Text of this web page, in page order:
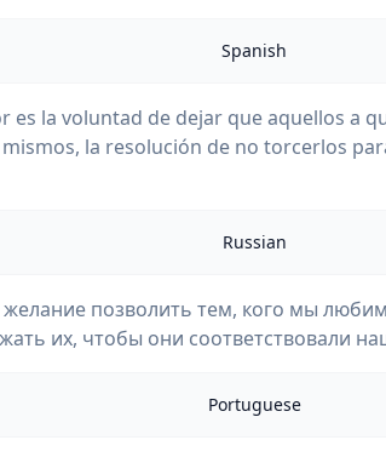
Spanish
es la voluntad de dejar que aquellos a
la resolución de no torcerlos
Russian
позволить тем, кого мы
их, чтобы они соответствовали
Portuguese